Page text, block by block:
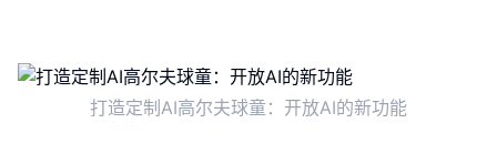
打造定制AI高尔夫球童：开放AI的新功能